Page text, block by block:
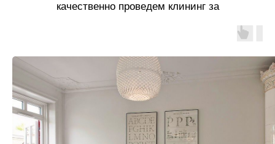
качественно проведем клининг за